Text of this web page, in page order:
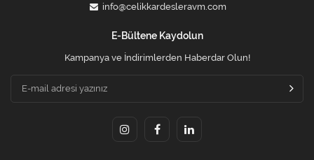
info@celikkardesleravm.com
E-Bültene Kaydolun
Kampanya ve İndirimlerden Haberdar Olun!